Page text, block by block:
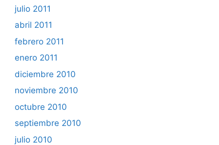
julio 2011
abril 2011
febrero 2011
enero 2011
diciembre 2010
noviembre 2010
octubre 2010
septiembre 2010
julio 2010